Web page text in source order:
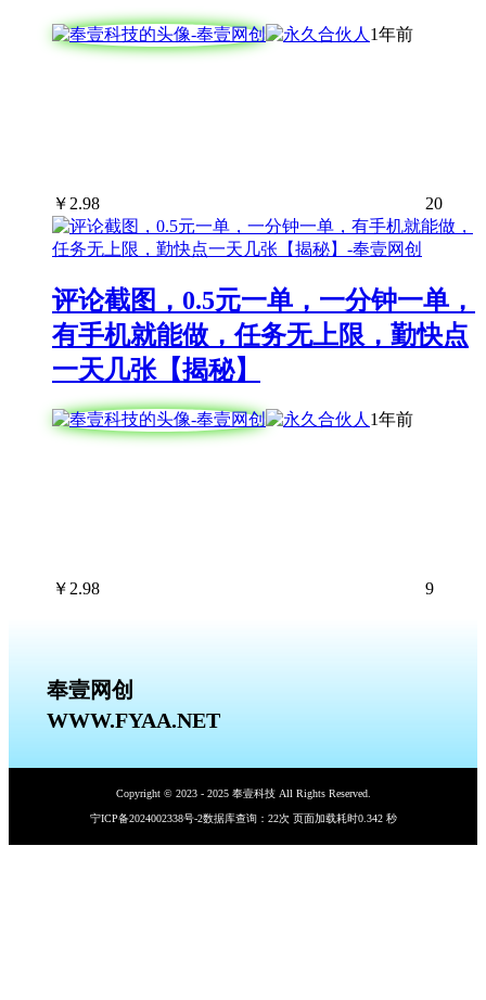
1年前
￥ 2.98 20
评论截图，0.5元一单，一分钟一单，
有手机就能做，任务无上限，勤快点
一天几张【揭秘】
1年前
￥ 2.98 9
奉壹网创
WWW.FYAA.NET
Copyright © 2023 - 2025 奉壹科技 All Rights Reserved.
宁ICP备2024002338号-2数据库查询：22次 页面加载耗时0.342 秒